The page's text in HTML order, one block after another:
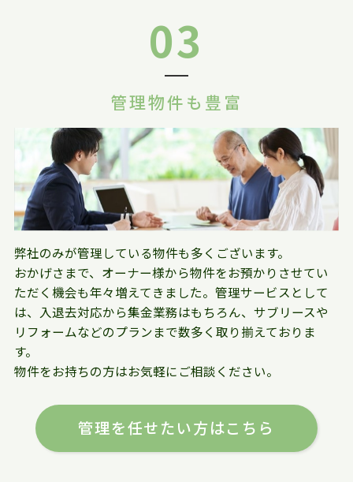
03
管理物件も豊富
弊社のみが管理している物件も多くございます。
おかげさまで、オーナー様から物件をお預かりさせてい
ただく機会も年々増えてきました。管理サービスとして
は、入退去対応から集金業務はもちろん、サブリースや
リフォームなどのプランまで数多く取り揃えておりま
す。
物件をお持ちの方はお気軽にご相談ください。
管理を任せたい方はこちら